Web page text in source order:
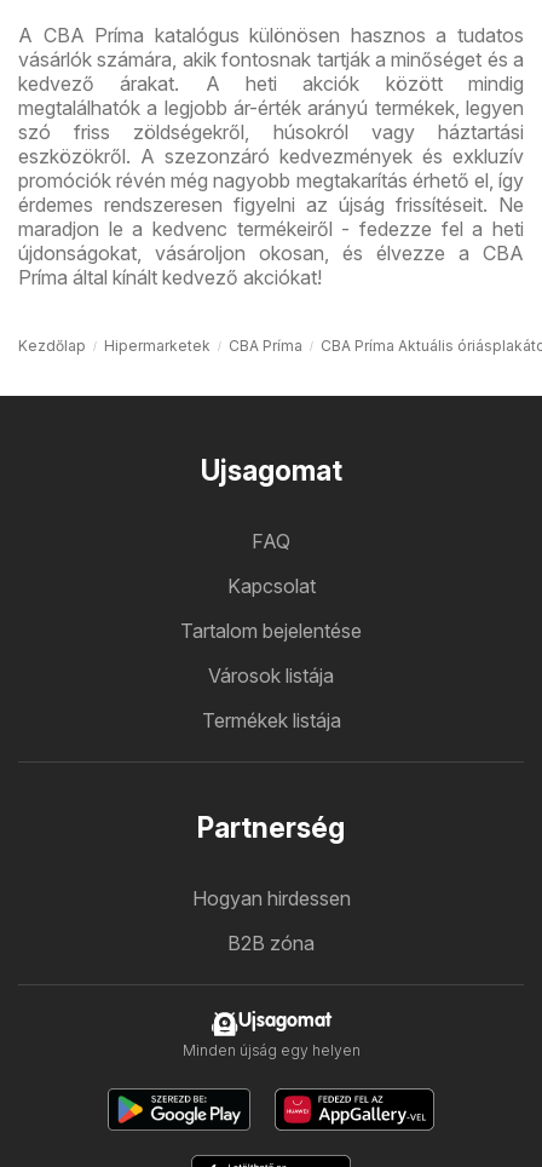
A CBA Príma katalógus különösen hasznos a tudatos
vásárlók számára, akik fontosnak tartják a minőséget és a
kedvező árakat. A heti akciók között mindig
megtalálhatók a legjobb ár-érték arányú termékek, legyen
szó friss zöldségekről, húsokról vagy háztartási
eszközökről. A szezonzáró kedvezmények és exkluzív
promóciók révén még nagyobb megtakarítás érhető el, így
érdemes rendszeresen figyelni az újság frissítéseit. Ne
maradjon le a kedvenc termékeiről - fedezze fel a heti
újdonságokat, vásároljon okosan, és élvezze a CBA
Príma által kínált kedvező akciókat!
Kezdőlap Hipermarketek CBA Príma CBA Príma Aktuális
Ujsagomat
FAQ
Kapcsolat
Tartalom bejelentése
Városok listája
Termékek listája
Partnerség
Hogyan hirdessen
B2B zóna
Ujsagomat
Minden újság egy helyen